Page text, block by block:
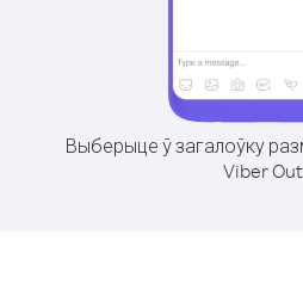
Выберыце ў загалоўку
Viber